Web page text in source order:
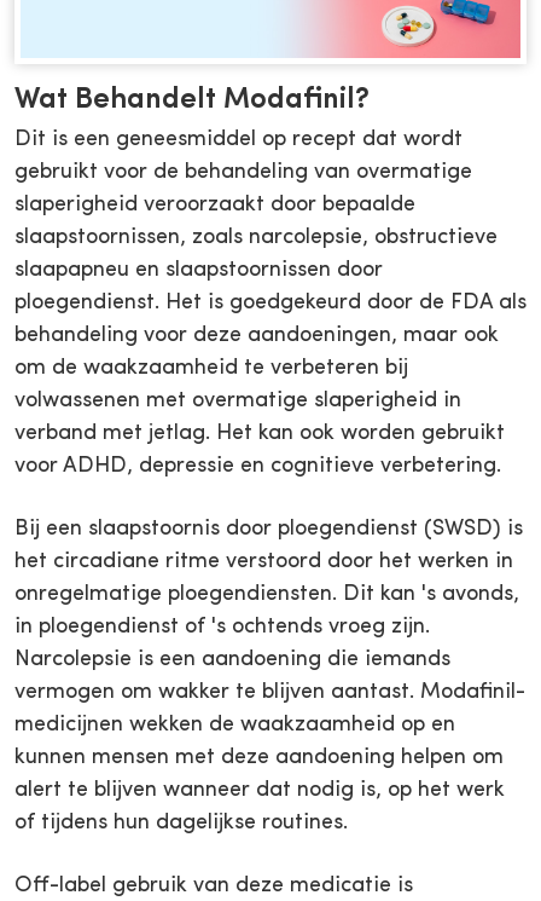
Wat Behandelt Modafinil?
Dit is een geneesmiddel op recept dat wordt
gebruikt voor de behandeling van overmatige
slaperigheid veroorzaakt door bepaalde
slaapstoornissen, zoals narcolepsie, obstructieve
slaapapneu en slaapstoornissen door
ploegendienst. Het is goedgekeurd door de FDA als
behandeling voor deze aandoeningen, maar ook
om de waakzaamheid te verbeteren bij
volwassenen met overmatige slaperigheid in
verband met jetlag. Het kan ook worden gebruikt
voor ADHD, depressie en cognitieve verbetering.
Bij een slaapstoornis door ploegendienst (SWSD) is
het circadiane ritme verstoord door het werken in
onregelmatige ploegendiensten. Dit kan 's avonds,
in ploegendienst of 's ochtends vroeg zijn.
Narcolepsie is een aandoening die iemands
vermogen om wakker te blijven aantast. Modafinil-
medicijnen wekken de waakzaamheid op en
kunnen mensen met deze aandoening helpen om
alert te blijven wanneer dat nodig is, op het werk
of tijdens hun dagelijkse routines.
Off-label gebruik van deze medicatie is